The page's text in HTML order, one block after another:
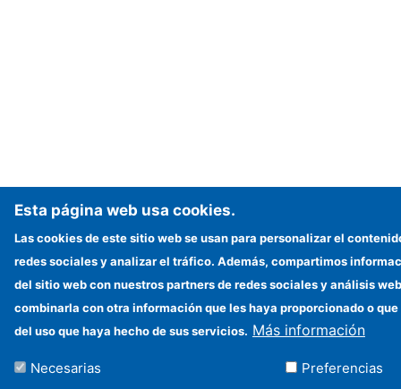
Esta página web usa cookies.
Las cookies de este sitio web se usan para personalizar el
redes sociales y analizar el tráfico. Además, compartimos
del sitio web con nuestros partners de redes sociales y análisis
combinarla con otra información que les haya proporcionado o
del uso que haya hecho de sus servicios. Más información
Necesarias Preferencias